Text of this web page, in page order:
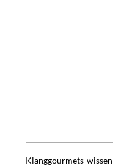
Klanggourmets